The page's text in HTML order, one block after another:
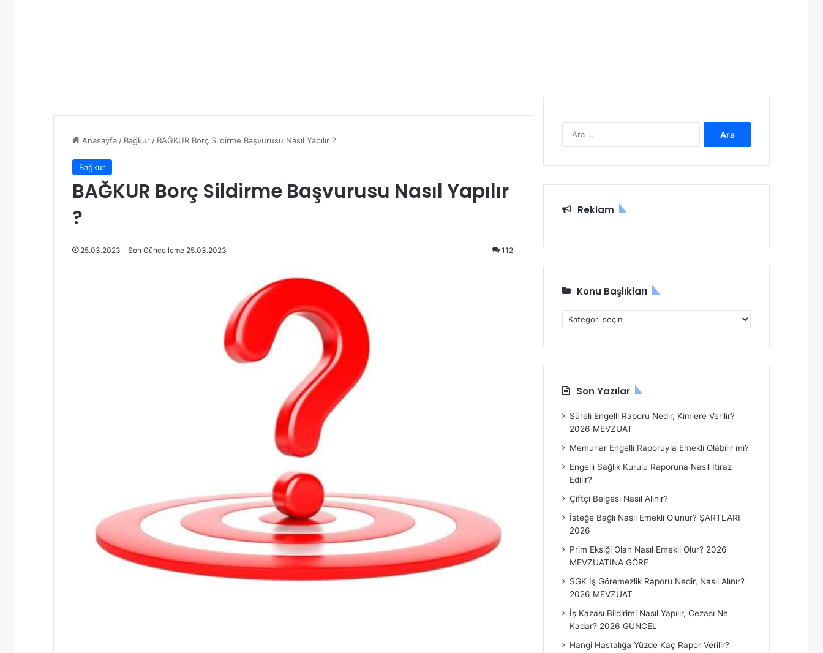
Anasayfa / Bağkur / BAĞKUR Borç Sildirme Başvurusu Nasıl Yapılır ?
Bağkur
BAĞKUR Borç Sildirme Başvurusu Nasıl Yapılır
?
25.03.2023 Son Güncelleme 25.03.2023 112
Reklam
Konu Başlıkları
Konu
Başlıkları
Son Yazılar
Süreli Engelli Raporu Nedir, Kimlere Verilir?
2026 MEVZUAT
Memurlar Engelli Raporuyla Emekli Olabilir mi?
Engelli Sağlık Kurulu Raporuna Nasıl İtiraz
Edilir?
Çiftçi Belgesi Nasıl Alınır?
İsteğe Bağlı Nasıl Emekli Olunur? ŞARTLARI
2026
Prim Eksiği Olan Nasıl Emekli Olur? 2026
MEVZUATINA GÖRE
SGK İş Göremezlik Raporu Nedir, Nasıl Alınır?
2026 MEVZUAT
İş Kazası Bildirimi Nasıl Yapılır, Cezası Ne
Kadar? 2026 GÜNCEL
Hangi Hastalığa Yüzde Kaç Rapor Verilir?